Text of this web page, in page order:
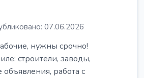
07.06.2026
нужны срочно!
строители, заводы,
работа с